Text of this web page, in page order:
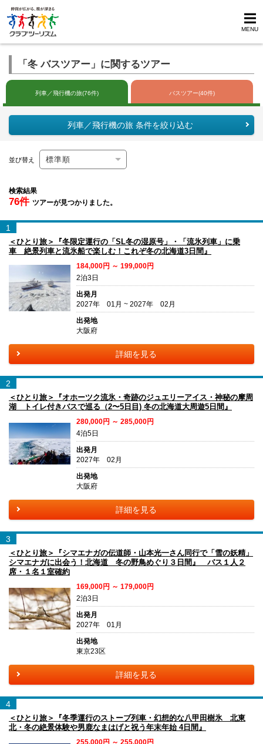
MENU
「冬 バスツアー」に関するツアー
列車／飛行機の旅(76件) バスツアー(40件)
列車／飛行機の旅 条件を絞り込む
並び替え
検索結果
76件 ツアーが見つかりました。
1
＜ひとり旅＞『冬限定運行の「SL冬の湿原号」・「流氷列車」に乗
車 絶景列車と流氷船で楽しむ！これぞ冬の北海道3日間』
184,000円 ～ 199,000円
2泊3日
出発月
2027年 01月 ~ 2027年 02月
出発地
大阪府
詳細を見る
2
＜ひとり旅＞『オホーツク流氷・奇跡のジュエリーアイス・神秘の摩周
湖 トイレ付きバスで巡る（2〜5日目) 冬の北海道大周遊5日間』
280,000円 ～ 285,000円
4泊5日
出発月
2027年 02月
出発地
大阪府
詳細を見る
3
＜ひとり旅＞『シマエナガの伝道師・山本光一さん同行で「雪の妖精」
シマエナガに出会う！北海道 冬の野鳥めぐり３日間』 バス１人２
席・１名１室確約
169,000円 ～ 179,000円
2泊3日
出発月
2027年 01月
出発地
東京23区
詳細を見る
4
＜ひとり旅＞『冬季運行のストーブ列車・幻想的な八甲田樹氷 北東
北・冬の絶景体験や男鹿なまはげと祝う年末年始 4日間』
255,000円 ～ 255,000円